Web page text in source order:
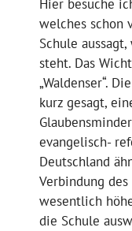
Hier besuche
welches schon
Schule
steht. Das
„Waldenser“.
kurz gesagt,
evangelisch-
Deutschland
Verbindung
wesentlich
die Schule